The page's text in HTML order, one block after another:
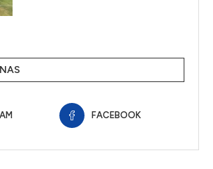
FACEBOOK